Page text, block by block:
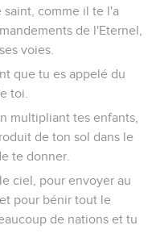
saint, comme il te l'a
de l'Eternel,
voies.
que tu es appelé du
toi.
multipliant tes enfants,
de ton sol dans le
te donner.
ciel, pour envoyer au
pour bénir tout le
de nations et tu